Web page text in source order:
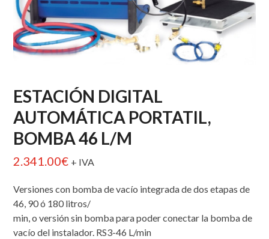
ESTACIÓN DIGITAL
AUTOMÁTICA PORTATIL,
BOMBA 46 L/M
2.341.00€ + IVA
Versiones con bomba de vacío integrada de dos etapas de
46, 90 ó 180 litros/
min, o versión sin bomba para poder conectar la bomba de
vacío del instalador. RS3-46 L/min